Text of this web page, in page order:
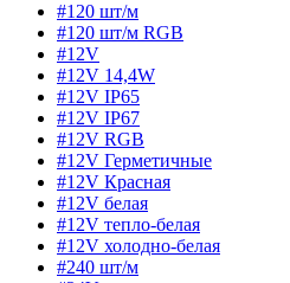
#120 шт/м
#120 шт/м RGB
#12V
#12V 14,4W
#12V IP65
#12V IP67
#12V RGB
#12V Герметичные
#12V Красная
#12V белая
#12V тепло-белая
#12V холодно-белая
#240 шт/м